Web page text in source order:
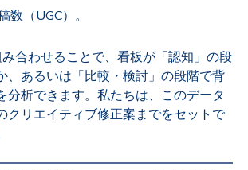
数（UGC）。
合わせることで、看板が「認知」の段
、あるいは「比較・検討」の段階で背
分析できます。私たちは、このデータ
クリエイティブ修正案までをセットで